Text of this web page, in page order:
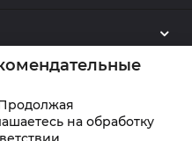
на обработку